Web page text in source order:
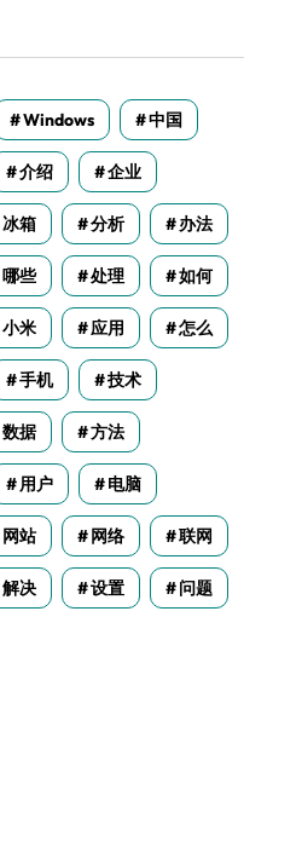
Windows 中国
介绍 企业
冰箱 分析 办法
哪些 处理 如何
小米 应用 怎么
手机 技术
数据 方法
用户 电脑
网站 网络 联网
解决 设置 问题